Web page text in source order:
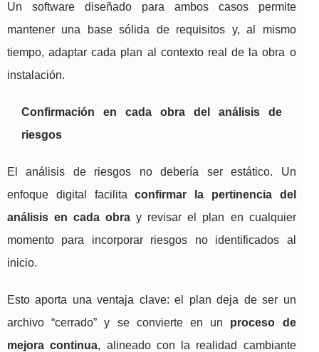
Un software diseñado para ambos casos permite
mantener una base sólida de requisitos y, al mismo
tiempo, adaptar cada plan al contexto real de la obra o
instalación.
Confirmación en cada obra del análisis de
riesgos
El análisis de riesgos no debería ser estático. Un
enfoque digital facilitaconfirmar la pertinencia del
análisis en cada obra y revisar el plan en cualquier
momento para incorporar riesgos no identificados al
inicio.
Esto aporta una ventaja clave: el plan deja de ser un
archivo “cerrado” y se convierte en un proceso de
mejora continua, alineado con la realidad cambiante